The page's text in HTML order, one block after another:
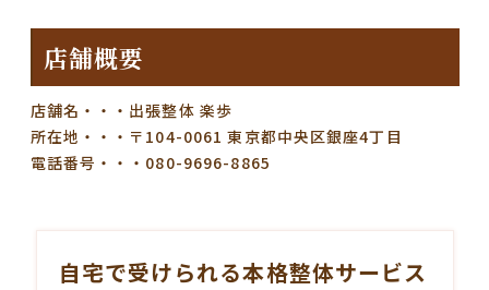
店舗概要
店舗名・・・出張整体 楽歩
所在地・・・〒104-0061 東京都中央区銀座4丁目
電話番号・・・080-9696-8865
自宅で受けられる本格整体サービス